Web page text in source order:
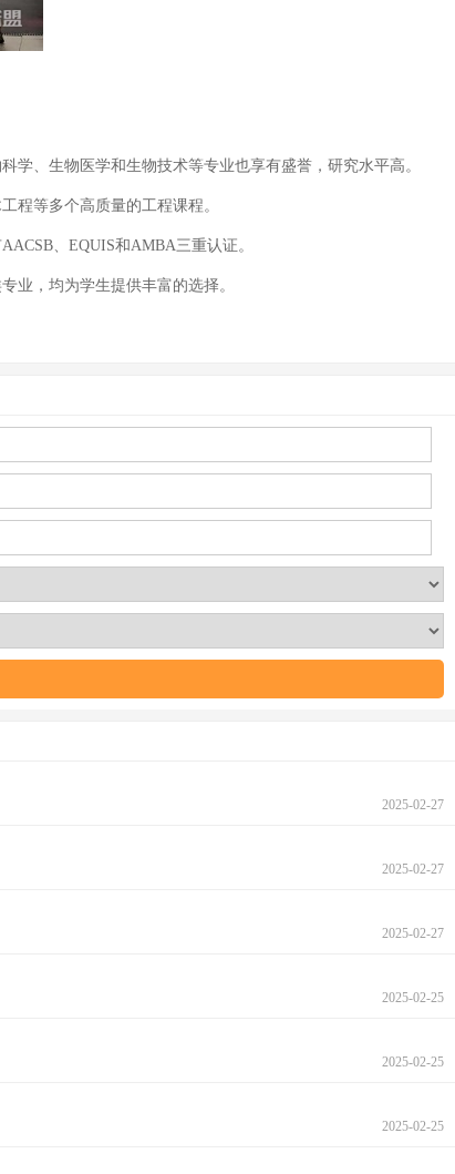
、生物医学和生物技术等专业也享有盛誉，研究水平高。
程等多个高质量的工程课程。
、EQUIS和AMBA三重认证。
业，均为学生提供丰富的选择。
2025-02-27
2025-02-27
2025-02-27
2025-02-25
2025-02-25
2025-02-25